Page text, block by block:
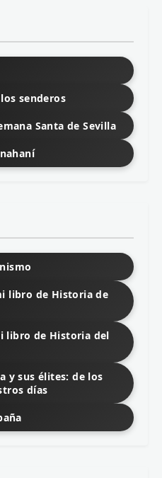
senderos
Santa de Sevilla
libro de Historia de
libro de Historia del
y sus élites: de los
días